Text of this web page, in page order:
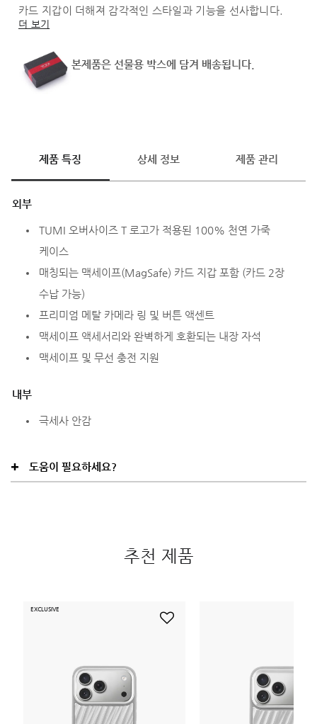
카드 지갑이 더해져 감각적인 스타일과 기능을 선사합니다.
더 보기
본제품은 선물용 박스에 담겨 배송됩니다.
제품 특징 상세 정보 제품 관리
외부
TUMI 오버사이즈 T 로고가 적용된 100% 천연 가죽
케이스
매칭되는 맥세이프(MagSafe) 카드 지갑 포함 (카드 2장
수납 가능)
프리미엄 메탈 카메라 링 및 버튼 액센트
맥세이프 액세서리와 완벽하게 호환되는 내장 자석
맥세이프 및 무선 충전 지원
내부
극세사 안감
도움이 필요하세요?
추천 제품
EXCLUSIVE